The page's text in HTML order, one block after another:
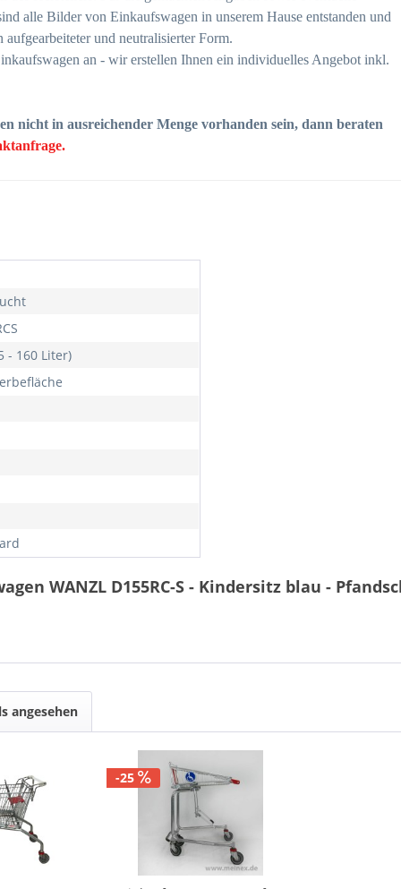
alle Bilder von Einkaufswagen in unserem Hause entstanden und
und neutralisierter Form.
an - wir erstellen Ihnen ein individuelles Angebot inkl.
nicht in ausreichender Menge vorhanden sein, dann beraten
- 160 Liter)
WANZL D155RC-S - Kindersitz blau -
angesehen
-25